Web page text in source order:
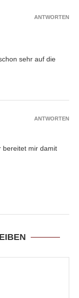
sehr auf die
ANTWORTEN
bereitet mir damit
ANTWORTEN